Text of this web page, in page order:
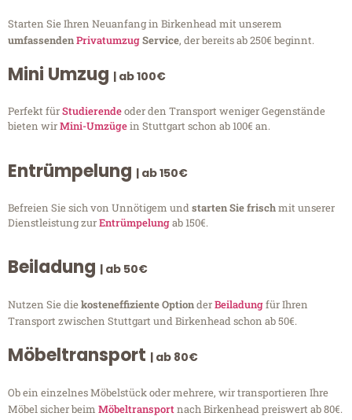
Starten Sie Ihren Neuanfang in Birkenhead mit unserem
umfassendenPrivatumzugService, der bereits ab 250€ beginnt.
Mini Umzug | ab 100€
Perfekt fürStudierendeoder den Transport weniger Gegenstände
bieten wirMini-Umzügein Stuttgart schon ab 100€ an.
Entrümpelung | ab 150€
Befreien Sie sich von Unnötigem undstarten Sie frischmit unserer
Dienstleistung zurEntrümpelungab 150€.
Beiladung | ab 50€
Nutzen Sie diekosteneffiziente OptionderBeiladungfür Ihren
Transport zwischen Stuttgart und Birkenhead schon ab 50€.
Möbeltransport | ab 80€
Ob ein einzelnes Möbelstück oder mehrere, wir transportieren Ihre
Möbel sicher beim Möbeltransportnach Birkenhead preiswert ab 80€.